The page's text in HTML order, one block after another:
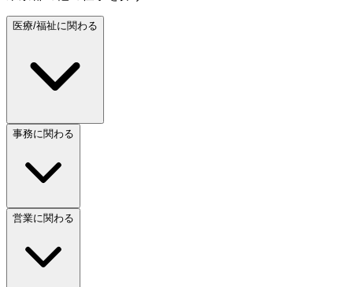
医療/福祉に関わる
事務に関わる
営業に関わる